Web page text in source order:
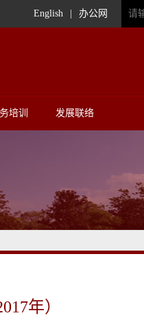
English 办公网
培训 发展联络
年）